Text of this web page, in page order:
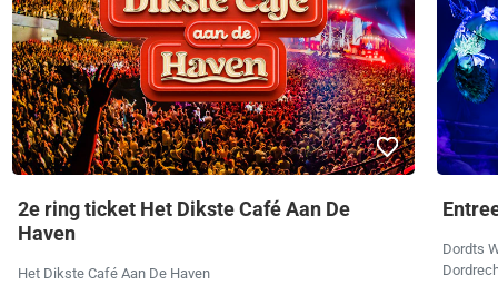
2e ring ticket Het Dikste Café Aan De
Haven
Het Dikste Café Aan De Haven
Dordts